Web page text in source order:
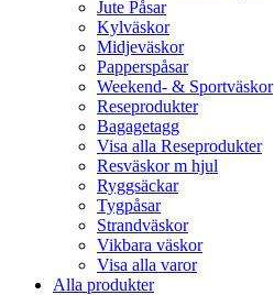
Jute Påsar
Kylväskor
Midjeväskor
Papperspåsar
Weekend- & Sportväskor
Reseprodukter
Bagagetagg
Visa alla Reseprodukter
Resväskor m hjul
Ryggsäckar
Tygpåsar
Strandväskor
Vikbara väskor
Visa alla varor
Alla produkter